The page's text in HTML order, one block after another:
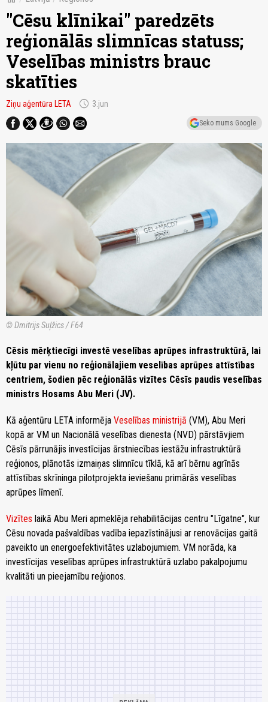
"Cēsu klīnikai" paredzēts
reģionālās slimnīcas statuss;
Veselības ministrs brauc
skatīties
Ziņu aģentūra LETA schedule 3.jun
Seko mums Google
© Dmitrijs Suļžics / F64
Cēsis mērķtiecīgi investē veselības aprūpes infrastruktūrā, lai
kļūtu par vienu no reģionālajiem veselības aprūpes attīstības
centriem, šodien pēc reģionālās vizītes Cēsīs paudis veselības
ministrs Hosams Abu Meri (JV).
Kā aģentūru LETA informēja Veselības ministrijā (VM), Abu Meri
kopā ar VM un Nacionālā veselības dienesta (NVD) pārstāvjiem
Cēsīs pārrunājis investīcijas ārstniecības iestāžu infrastruktūrā
reģionos, plānotās izmaiņas slimnīcu tīklā, kā arī bērnu agrīnās
attīstības skrīninga pilotprojekta ieviešanu primārās veselības
aprūpes līmenī.
Vizītes laikā Abu Meri apmeklēja rehabilitācijas centru "Līgatne", kur
Cēsu novada pašvaldības vadība iepazīstinājusi ar renovācijas gaitā
paveikto un energoefektivitātes uzlabojumiem. VM norāda, ka
investīcijas veselības aprūpes infrastruktūrā uzlabo pakalpojumu
kvalitāti un pieejamību reģionos.